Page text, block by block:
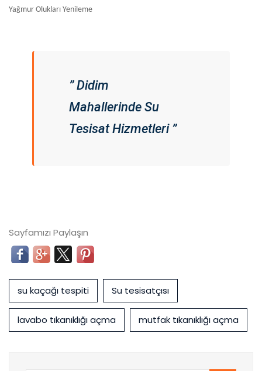
Yağmur Olukları Yenileme
” Didim
Mahallerinde Su
Tesisat Hizmetleri ”
Sayfamızı Paylaşın
su kaçağı tespiti Su tesisatçısı
lavabo tıkanıklığı açma mutfak tıkanıklığı açma